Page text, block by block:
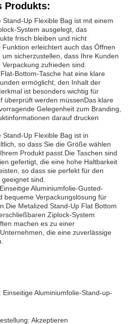
Produkts:
Stand-Up Flexible Bag ist mit einem
System ausgelegt, das
frisch bleiben und nicht
erleichtert auch das Öffnen
sicherzustellen, dass Ihre Kunden
zufrieden sind.
Bottom-Tasche hat eine klare
ermöglicht, den Inhalt der
ist besonders wichtig für
überprüft werden müssenDas klare
Gelegenheit zum Branding,
darauf drucken
Up Flexible Bag ist in
so dass Sie die Größe wählen
Produkt passt.Die Taschen sind
gefertigt, die eine hohe Haltbarkeit
so dass sie perfekt für den
sind.
Aluminiumfolie-Gusted-
bequeme Verpackungslösung für
Metalized Stand-Up Flat Bottom
Ziplock-System
machen es zu einer
die eine zuverlässige
Aluminiumfolie-Stand-up-
Akzeptieren